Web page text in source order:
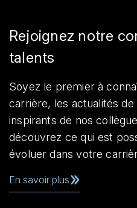
Rejoignez notre
talents
Soyez le premier à
carrière, les actualités
inspirants de nos
découvrez ce qui est
évoluer dans votre
En savoir plus